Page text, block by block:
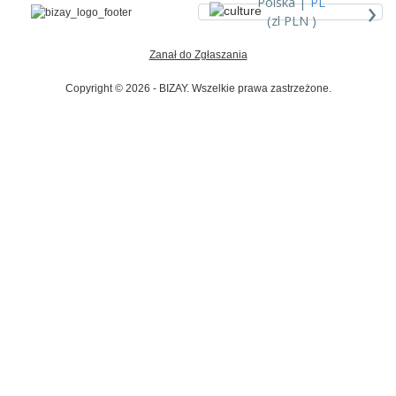
(zl PLN )
›
Zanał do Zgłaszania
Copyright © 2026 - BIZAY. Wszelkie prawa zastrzeżone.